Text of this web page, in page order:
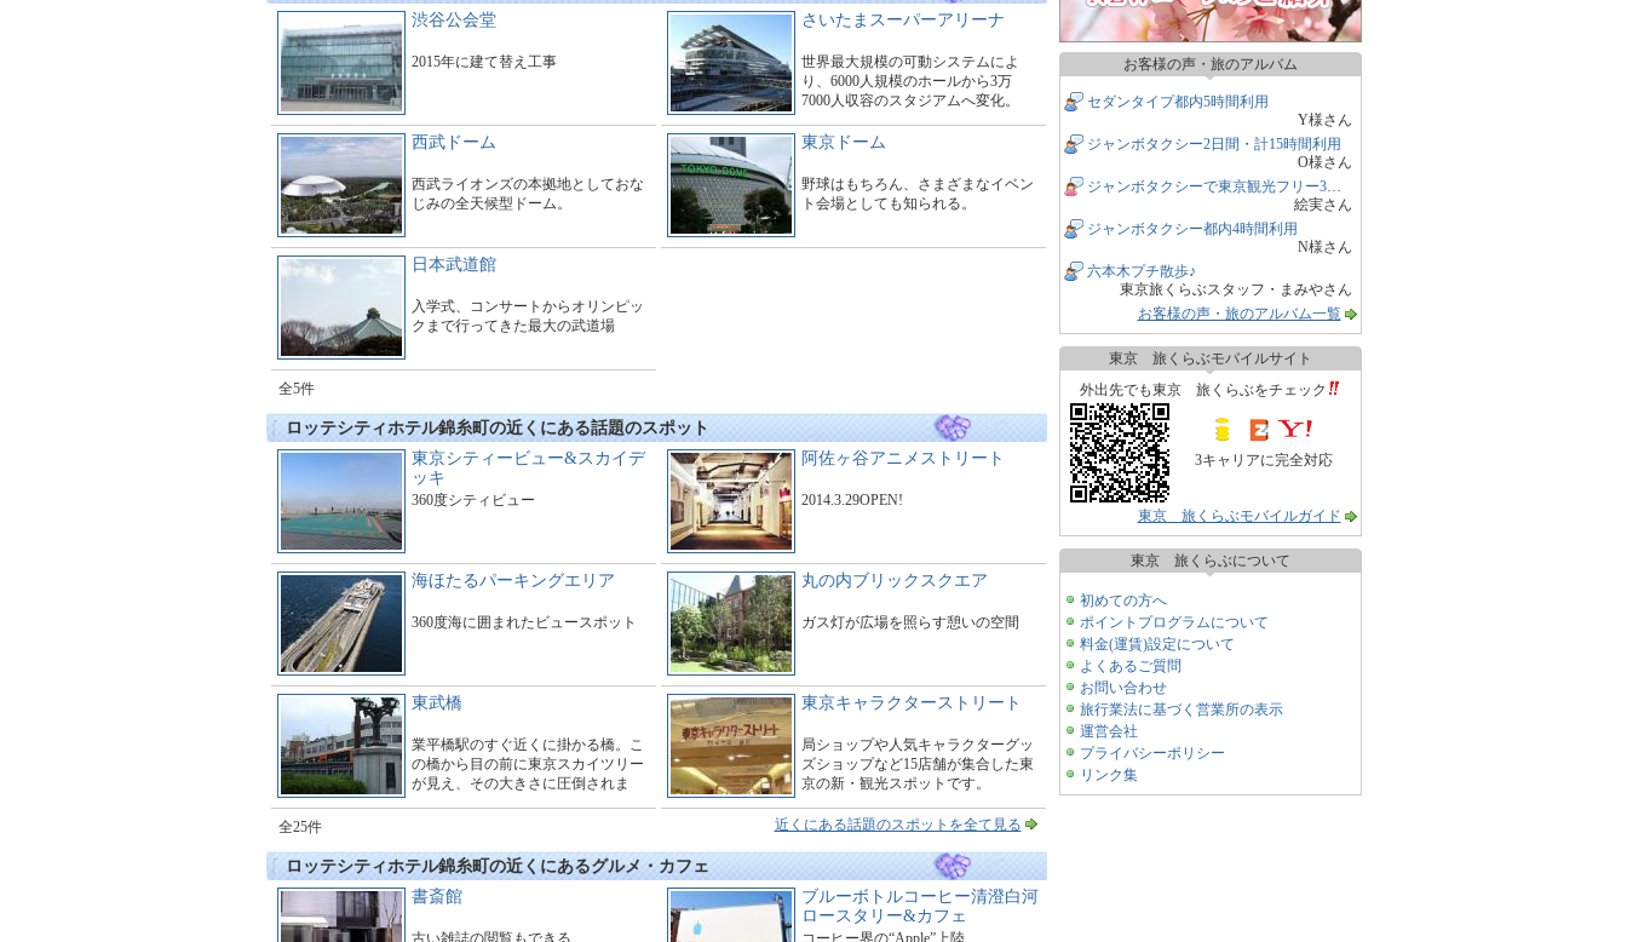
渋谷公会堂
2015年に建て替え工事
さいたまスーパーアリーナ
世界最大規模の可動システムによ
り、6000人規模のホールから3万
7000人収容のスタジアムへ変化。
西武ドーム
西武ライオンズの本拠地としておな
じみの全天候型ドーム。
東京ドーム
野球はもちろん、さまざまなイベン
ト会場としても知られる。
日本武道館
入学式、コンサートからオリンピッ
クまで行ってきた最大の武道場
全5件
ロッテシティホテル錦糸町の近くにある話題のスポット
東京シティービュー&スカイデ
ッキ
360度シティビュー
阿佐ヶ谷アニメストリート
2014.3.29OPEN!
海ほたるパーキングエリア
360度海に囲まれたビュースポット
丸の内ブリックスクエア
ガス灯が広場を照らす憩いの空間
東武橋
業平橋駅のすぐ近くに掛かる橋。こ
の橋から目の前に東京スカイツリー
が見え、その大きさに圧倒されま
東京キャラクターストリート
局ショップや人気キャラクターグッ
ズショップなど15店舗が集合した東
京の新・観光スポットです。
全25件 近くにある話題のスポットを全て見る
ロッテシティホテル錦糸町の近くにあるグルメ・カフェ
書斎館
古い雑誌の閲覧もできる
ブルーボトルコーヒー清澄白河
ロースタリー&カフェ
コーヒー界の“Apple”上陸
お客様の声・旅のアルバム
セダンタイプ都内5時間利用
Y様さん
ジャンボタクシー2日間・計15時間利用
O様さん
ジャンボタクシーで東京観光フリー3時間
絵実さん
ジャンボタクシー都内4時間利用
N様さん
六本木プチ散歩♪
東京旅くらぶスタッフ・まみやさん
お客様の声・旅のアルバム一覧
東京 旅くらぶモバイルサイト
外出先でも東京 旅くらぶをチェック
3キャリアに完全対応
東京 旅くらぶモバイルガイド
東京 旅くらぶについて
初めての方へ
ポイントプログラムについて
料金(運賃)設定について
よくあるご質問
お問い合わせ
旅行業法に基づく営業所の表示
運営会社
プライバシーポリシー
リンク集